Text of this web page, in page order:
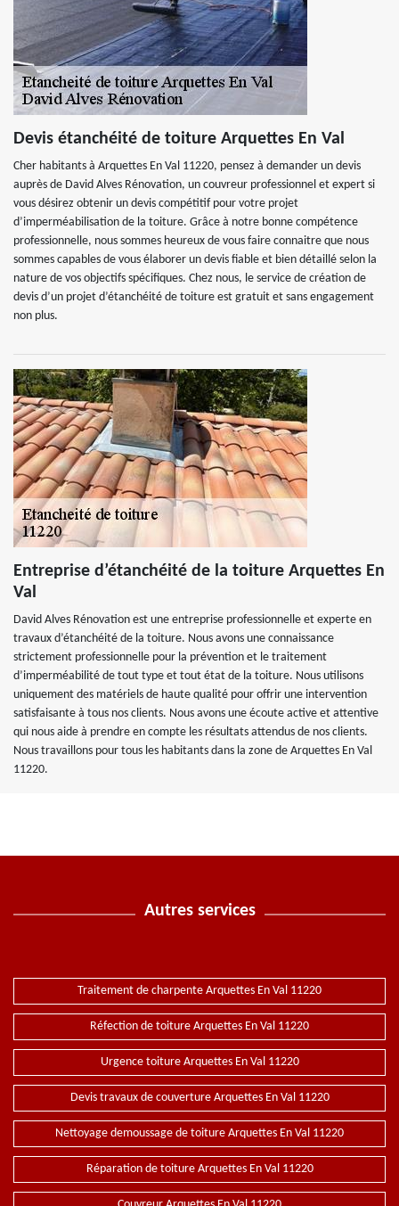
Devis étanchéité de toiture Arquettes En Val
Cher habitants à Arquettes En Val 11220, pensez à demander un devis
auprès de David Alves Rénovation, un couvreur professionnel et expert si
vous désirez obtenir un devis compétitif pour votre projet
d’imperméabilisation de la toiture. Grâce à notre bonne compétence
professionnelle, nous sommes heureux de vous faire connaitre que nous
sommes capables de vous élaborer un devis fiable et bien détaillé selon la
nature de vos objectifs spécifiques. Chez nous, le service de création de
devis d’un projet d’étanchéité de toiture est gratuit et sans engagement
non plus.
Entreprise d’étanchéité de la toiture Arquettes En
Val
David Alves Rénovation est une entreprise professionnelle et experte en
travaux d’étanchéité de la toiture. Nous avons une connaissance
strictement professionnelle pour la prévention et le traitement
d’imperméabilité de tout type et tout état de la toiture. Nous utilisons
uniquement des matériels de haute qualité pour offrir une intervention
satisfaisante à tous nos clients. Nous avons une écoute active et attentive
qui nous aide à prendre en compte les résultats attendus de nos clients.
Nous travaillons pour tous les habitants dans la zone de Arquettes En Val
11220.
Autres services
Traitement de charpente Arquettes En Val 11220
Réfection de toiture Arquettes En Val 11220
Urgence toiture Arquettes En Val 11220
Devis travaux de couverture Arquettes En Val 11220
Nettoyage demoussage de toiture Arquettes En Val 11220
Réparation de toiture Arquettes En Val 11220